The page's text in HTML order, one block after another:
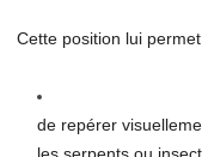
Cette position lui
de repérer